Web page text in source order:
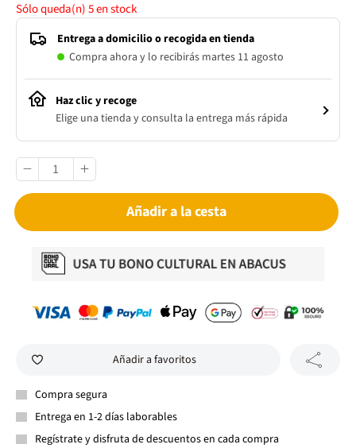
Sólo queda(n)5en stock
Entrega a domicilio o recogida en tienda
Compra ahora y lo recibirás martes 11 agosto
Haz clic y recoge
Elige una tienda y consulta la entrega más rápida
Añadir a la cesta
Añadir a favoritos
Compra segura
Entrega en 1-2 días laborables
Regístrate y disfruta de descuentos en cada compra